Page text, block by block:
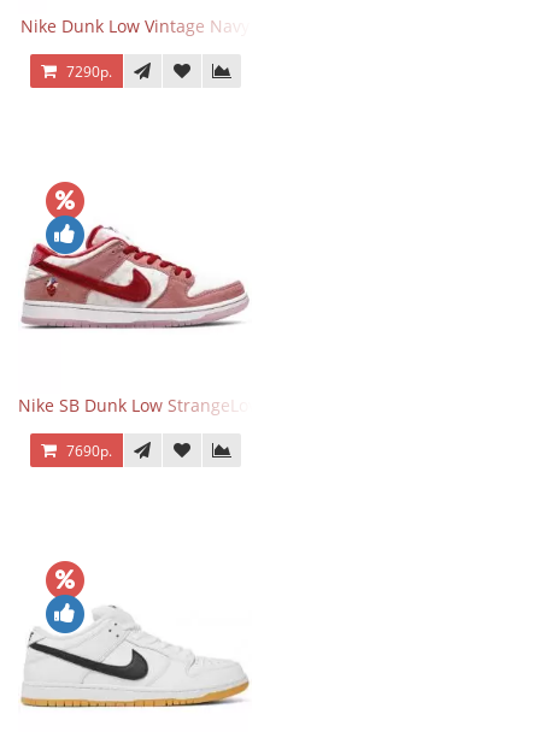
Nike Dunk Low Vintage Navy
7290р.
Nike SB Dunk Low StrangeLove Valentine's Day
7690р.